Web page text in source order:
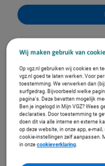
Wij maken gebruik van
Op vgz.nl gebruiken wij cookies en
vgz.nl goed te laten werken. Voor
toestemming. We verwerken dan
surfgedrag. Bijvoorbeeld welke
pagina’s. Deze bevatten mogelijk
Ben je ingelogd in Mijn VGZ? Wees
declaraties. Door toestemming te
doen dit via alle interne en externe
op deze website, in onze app, e-
cookie-instellingen zelf aanpassen.
in onzecookieverklaring.